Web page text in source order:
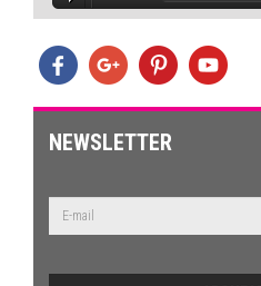
NEWSLETTER